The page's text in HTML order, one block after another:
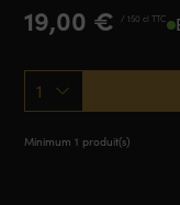
19,00 € / 150 cl TTC
1
Minimum 1 produit(s)